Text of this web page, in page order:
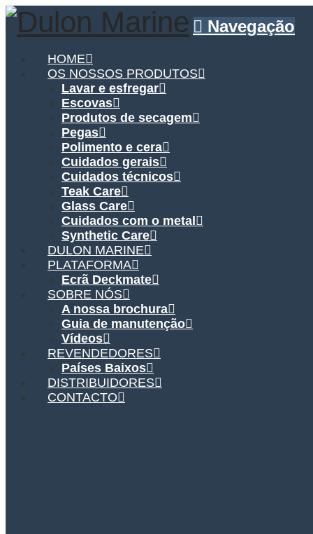
Navegação
HOME
OS NOSSOS PRODUTOS
Lavar e esfregar
Escovas
Produtos de secagem
Pegas
Polimento e cera
Cuidados gerais
Cuidados técnicos
Teak Care
Glass Care
Cuidados com o metal
Synthetic Care
DULON MARINE
PLATAFORMA
Ecrã Deckmate
SOBRE NÓS
A nossa brochura
Guia de manutenção
Vídeos
REVENDEDORES
Países Baixos
DISTRIBUIDORES
CONTACTO